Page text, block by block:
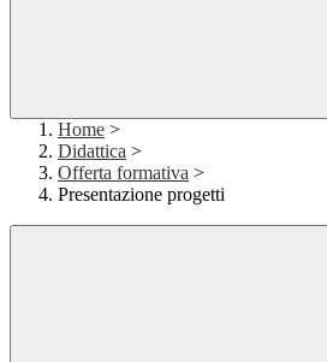
Home >
Didattica >
Offerta formativa >
Presentazione progetti